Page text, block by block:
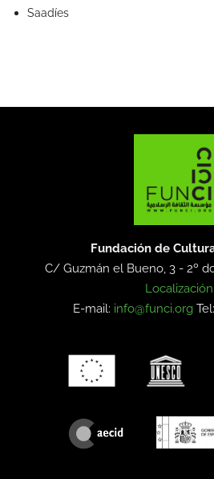
Saadíes
Fundación de
C/ Guzmán el Bueno, 3 - 2º
Localización
E-mail: info@funci.org